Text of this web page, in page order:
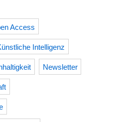
Access
Intelligenz
Newsletter